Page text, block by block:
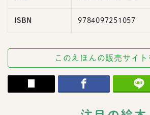
ISBN 9784097251057
このえほんの販売サイト